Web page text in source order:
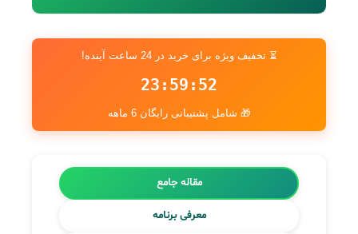
⏳ تخفیف ویژه برای خرید در 24 ساعت آینده!
23:59:51
🎁 شامل پشتیبانی رایگان 6 ماهه
مقاله جامع
معرفی برنامه